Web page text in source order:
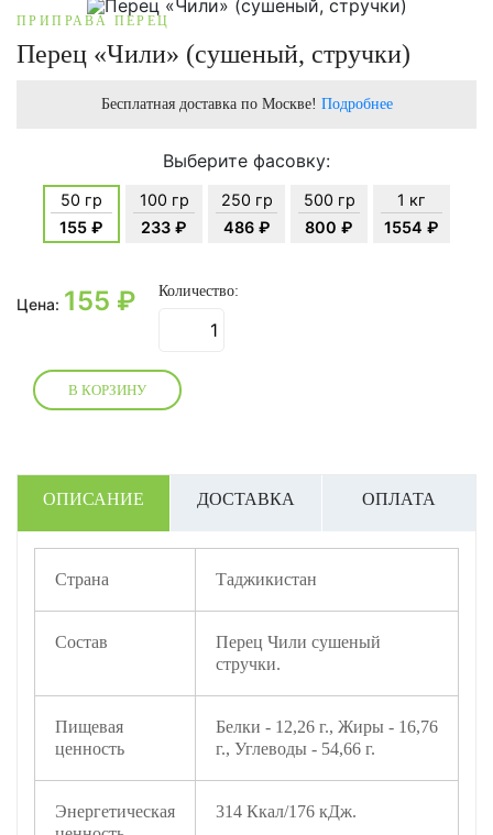
ПРИПРАВА ПЕРЕЦ
Перец «Чили» (сушеный, стручки)
Бесплатная доставка по Москве! Подробнее
Выберите фасовку:
50 гр
155 ₽
100 гр
233 ₽
250 гр
486 ₽
500 гр
800 ₽
1 кг
1554 ₽
Цена: 155 ₽ Количество:
В КОРЗИНУ
ОПИСАНИЕ ДОСТАВКА ОПЛАТА
Страна Таджикистан
Состав
Перец Чили сушеный
стручки.
Пищевая
ценность
Белки - 12,26 г., Жиры - 16,76
г., Углеводы - 54,66 г.
Энергетическая
314 Ккал/176 кДж.